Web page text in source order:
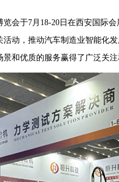
于7月18-20日在西安国际
动，推动汽车制造业智能化
和优质的服务赢得了广泛关注